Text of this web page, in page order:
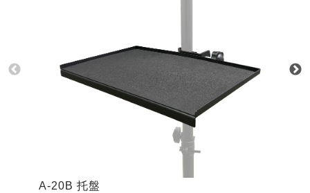
A-20B 托盤